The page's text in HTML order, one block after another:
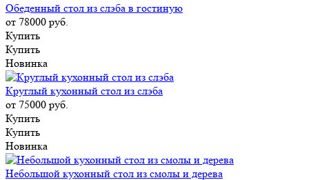
Обеденный стол из слэба в гостиную
от 78000 руб.
Купить
Купить
Новинка
Круглый кухонный стол из слэба
от 75000 руб.
Купить
Купить
Новинка
Небольшой кухонный стол из смолы и дерева